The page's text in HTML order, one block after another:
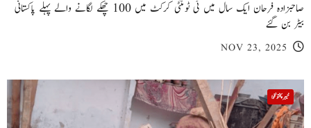
صاحبزادہ فرحان ایک سال میں ٹی ٹوئنٹی کرکٹ میں 100 چھکے لگانے والے پہلے پاکستانی
بیٹر بن گئے
NOV 23, 2025
خیبر پختونخوا